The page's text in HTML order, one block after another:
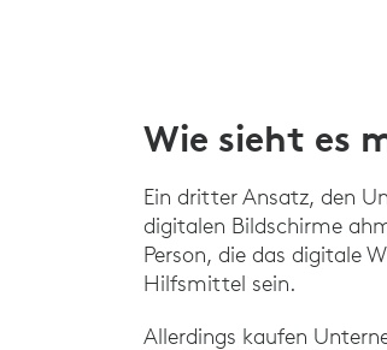
Wie sieht es
Ein dritter Ansatz, den
digitalen Bildschirme
Person, die das digitale
Hilfsmittel sein.
Allerdings kaufen